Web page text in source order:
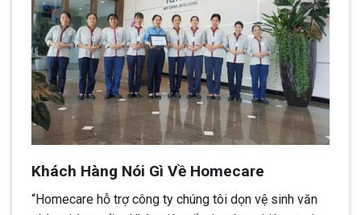
Khách Hàng Nói Gì Về Homecare
“Homecare hỗ trợ công ty chúng tôi dọn vệ sinh văn